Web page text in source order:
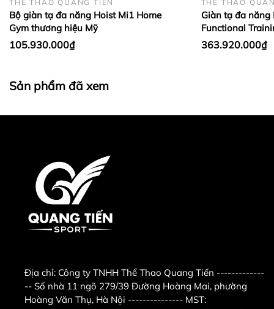
Chủ tài khoản : Nguyễn Duy Quang
Ngân hàng BIDV
.
THỂ THAO QUANG TIẾN
Bộ giàn tạ đa năng Hoist Mi1 Home
Gym thương hiệu Mỹ
105.930.000₫
THỂ THAO
Giàn tạ đa năng
Functional
363.920.000₫
Sản phẩm đã xem
Địa chỉ: Công ty TNHH Thể Thao Quang Tiến -------------
-- Số nhà 11 ngõ 279/39 Đường Hoàng Mai, phường
Hoàng Văn Thụ, Hà Nội --------------- MST: